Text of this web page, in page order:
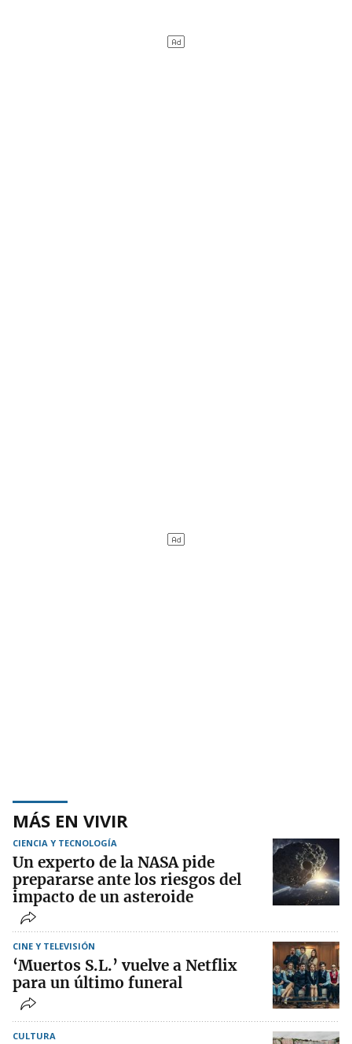
MÁS EN VIVIR
CIENCIA Y TECNOLOGÍA
Un experto de la NASA pide
prepararse ante los riesgos del
impacto de un asteroide
CINE Y TELEVISIÓN
‘Muertos S.L.’ vuelve a Netflix
para un último funeral
CULTURA